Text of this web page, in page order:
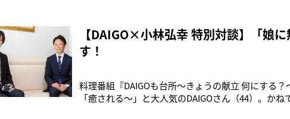
【DAIGO×小林弘幸 特別対談】「娘
す！
料理番組『DAIGOも台所～きょうの献立 何にする
「癒される～」と大人気のDAIGOさん（44）。か